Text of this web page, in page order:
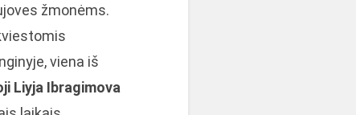
žmonėms.
viena iš
Liyja Ibragimova